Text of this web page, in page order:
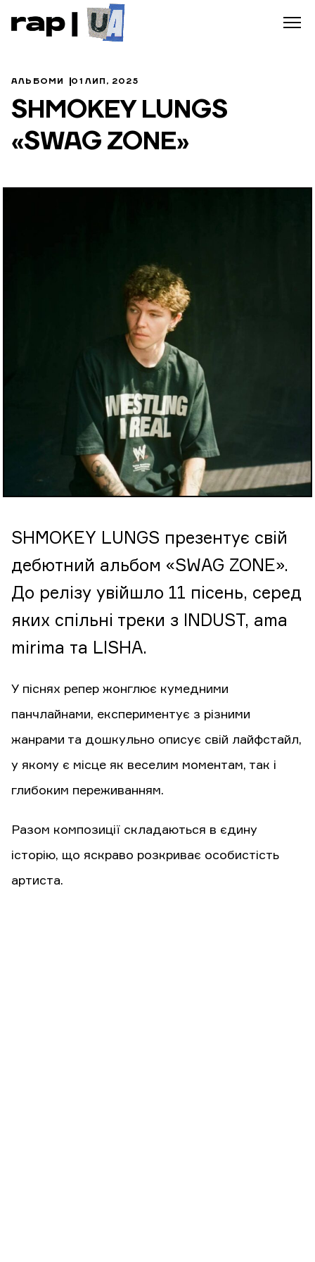
АЛЬБОМИ 01 ЛИП, 2025
SHMOKEY LUNGS
«SWAG ZONE»
SHMOKEY LUNGS презентує свій
дебютний альбом «SWAG ZONE».
До релізу увійшло 11 пісень, серед
яких спільні треки з INDUST, ama
mirima та LISHA.
У піснях репер жонглює кумедними
панчлайнами, експериментує з різними
жанрами та дошкульно описує свій лайфстайл,
у якому є місце як веселим моментам, так і
глибоким переживанням.
Разом композиції складаються в єдину
історію, що яскраво розкриває особистість
артиста.